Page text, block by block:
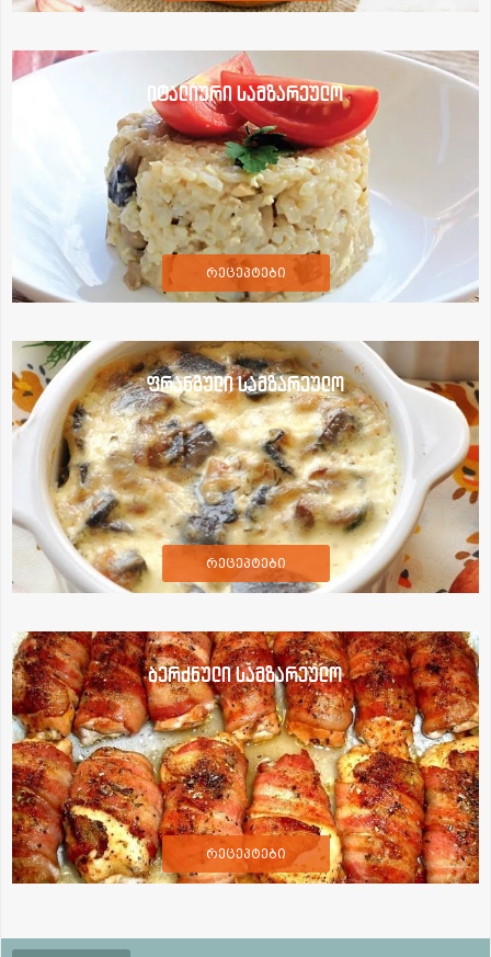
იტალიური სამზარეულო
რეცეპტები
ფრანგული სამზარეულო
რეცეპტები
ბერძნული სამზარეულო
რეცეპტები